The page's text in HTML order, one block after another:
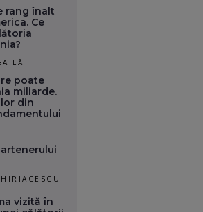
rang înalt
Ce
poate
miliarde.
din
vizită în